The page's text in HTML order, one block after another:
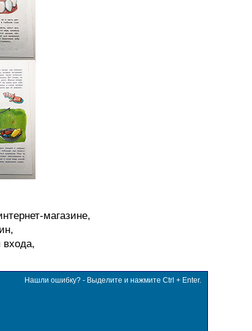
магазине,
входа,
Нашли ошибку? - Выделите и нажмите Ctrl + Enter.